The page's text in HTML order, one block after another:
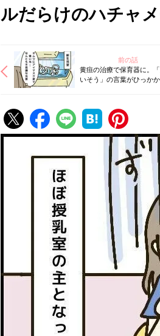
ルだらけのハチャ
前の話
黄疸の治療で保育器に。
いそう」の言葉がひっか